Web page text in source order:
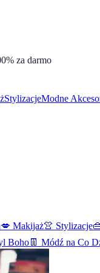
za darmo
StylizacjeModne
💋 Makijaż👚 Stylizacje
Boho 👖 Módź na Co